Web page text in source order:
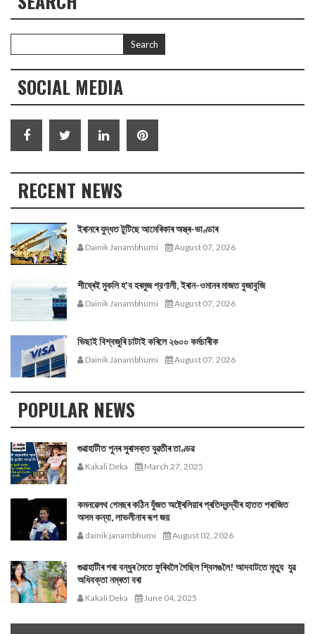
SOCIAL MEDIA
RECENT NEWS
ইৰানৰে যুদ্ধত টুটিছে আমেৰিকাৰ অস্ত্ৰ-ভাণ্ডাৰ
Dainik Janambhumi August 07, 2026
শীঘ্ৰেই মুকলি হ'ব হৰমুজ প্রণালী, ইৰান-ওমানৰ মাজত বুজাবুজি
Dainik Janambhumi August 07, 2026
ভিছাই বিশ্বজুৰি চাটাই কৰিলে ২৬০০ কৰ্মচাৰীক
Dainik Janambhumi August 07, 2026
POPULAR NEWS
গুৱাহাটীত পুনৰ সুৰাসক্ত যুৱতীৰ তাণ্ডৱ
Kakali Deka March 27, 2025
কমনৱেলথ গেমছৰ কঠিন যুঁজত অষ্ট্ৰেলিয়াৰ প্ৰতিদ্বন্দ্বীৰ হাতত পৰাজিত
অসম কন্যা, লাভলীনাৰ ৰূপ জয়
dainik janambhumi August 02, 2026
গুৱাহাটীৰ পৰা বন্ধুৰ সৈতে ফুৰিবলৈ গৈছিল শ্বিলঙলৈ! আদবাটতে মৃত্যু যুৱ
অধিবক্তা নম্ৰতা বৰা
Kakali Deka June 04, 2025